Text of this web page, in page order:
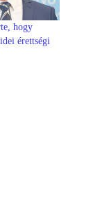
hogy
érettségi